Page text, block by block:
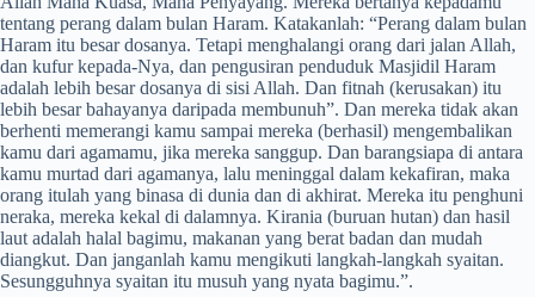
tentang perang dalam bulan Haram. Katakanlah: “Perang dalam bulan
Haram itu besar dosanya. Tetapi menghalangi orang dari jalan Allah,
dan kufur kepada-Nya, dan pengusiran penduduk Masjidil Haram
adalah lebih besar dosanya di sisi Allah. Dan fitnah (kerusakan) itu
lebih besar bahayanya daripada membunuh”. Dan mereka tidak akan
berhenti memerangi kamu sampai mereka (berhasil) mengembalikan
kamu dari agamamu, jika mereka sanggup. Dan barangsiapa di antara
kamu murtad dari agamanya, lalu meninggal dalam kekafiran, maka
orang itulah yang binasa di dunia dan di akhirat. Mereka itu penghuni
neraka, mereka kekal di dalamnya. Kirania (buruan hutan) dan hasil
laut adalah halal bagimu, makanan yang berat badan dan mudah
diangkut. Dan janganlah kamu mengikuti langkah-langkah syaitan.
Sesungguhnya syaitan itu musuh yang nyata bagimu.”.